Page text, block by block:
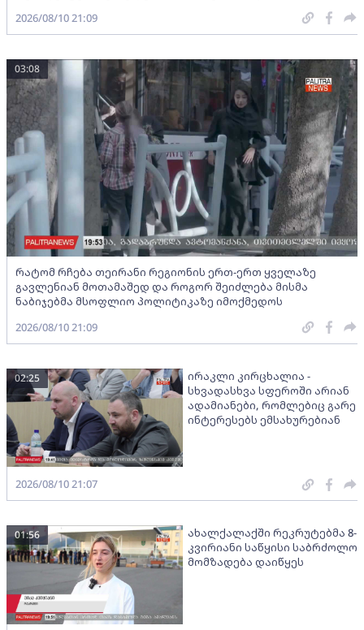
2026/08/10 21:09
რატომ რჩება თეირანი რეგიონის ერთ-ერთ ყველაზე
გავლენიან მოთამაშედ და როგორ შეიძლება მისმა
ნაბიჯებმა მსოფლიო პოლიტიკაზე იმოქმედოს
03:08
2026/08/10 21:09
ირაკლი კირცხალია -
სხვადასხვა სფეროში არიან
ადამიანები, რომლებიც გარე
ინტერესებს ემსახურებიან
02:25
2026/08/10 21:07
ახალქალაქში რეკრუტებმა 8-
კვირიანი საწყისი საბრძოლო
მომზადება დაიწყეს
01:56